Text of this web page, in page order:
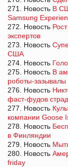
271. Новость В
Samsung
272. Новость
экспертов
273. Новость
США
274. Новость
275. Новость В
роботы-зазывалы
276. Новость
фаст-фудов
277. Новость
компании Goose
278. Новость
в Финляндии
279. Новость
280. Новость
friday